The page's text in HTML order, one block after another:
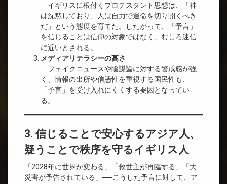
イギリスに根付くプロテスタント思想は、「神
は沈黙しており、人は自力で運命を切り開くべき
だ」という態度を育てた。したがって、「予言」
を信じることは信仰の対象ではなく、むしろ迷信
に近いとされる。
メディアリテラシーの高さ
フェイクニュースや陰謀論に対する警戒感が強
く、情報の出所や信憑性を重視する国民性も、
「予言」を受け入れにくくする要因となってい
る。
3. 信じることで安心するアジア人、
疑うことで秩序を守るイギリス人
「2028年に世界が変わる」「救世主が再臨する」「大
災害が予告されている」──こうした予言に対して、ア